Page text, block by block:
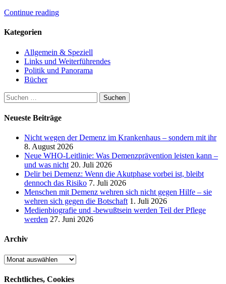
Continue reading
Kategorien
Allgemein & Speziell
Links und Weiterführendes
Politik und Panorama
Bücher
Suchen
nach:
Neueste Beiträge
Nicht wegen der Demenz im Krankenhaus – sondern mit ihr
8. August 2026
Neue WHO-Leitlinie: Was Demenzprävention leisten kann –
und was nicht 20. Juli 2026
Delir bei Demenz: Wenn die Akutphase vorbei ist, bleibt
dennoch das Risiko 7. Juli 2026
Menschen mit Demenz wehren sich nicht gegen Hilfe – sie
wehren sich gegen die Botschaft 1. Juli 2026
Medienbiografie und -bewußtsein werden Teil der Pflege
werden 27. Juni 2026
Archiv
Archiv
Rechtliches, Cookies